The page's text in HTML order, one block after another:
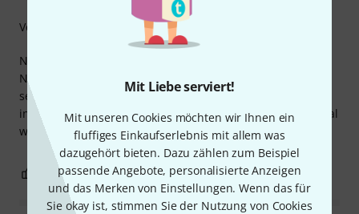
Mit Liebe serviert!
Mit unseren Cookies möchten wir Ihnen ein
fluffiges Einkaufserlebnis mit allem was
dazugehört bieten. Dazu zählen zum Beispiel
passende Angebote, personalisierte Anzeigen
und das Merken von Einstellungen. Wenn das für
Sie okay ist, stimmen Sie der Nutzung von Cookies
Nach einiger Zeit verschwindet der aufgedruckte
Notenschlüssel, wird abgerieben. Ansonten erfüllt es
seinen Zweck, von Vorteil ist, dass es 20 Einsteckhüllen hat
in die ordentlich was rein geht. Das hebt das Manko allemal
wieder auf.
Verarbeitung
0 BEWERTUNG MELDEN